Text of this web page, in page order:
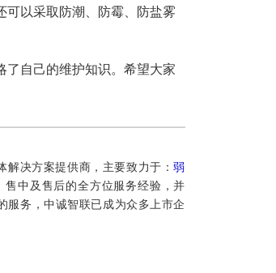
以采取防潮、防霉、防盐雾
自己的维护知识。希望大家
解决方案提供商，主要致力于：弱
中及售后的全方位服务经验，并
服务，中诚智联已成为众多上市企